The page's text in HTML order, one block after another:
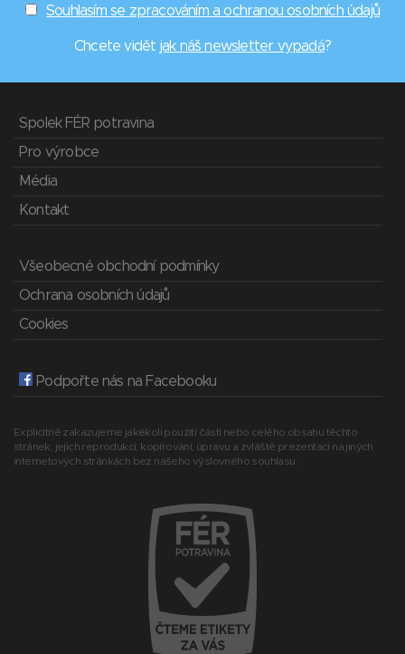
Souhlasím se zpracováním a ochranou osobních údajů
Chcete vidět jak náš newsletter vypadá?
Spolek FÉR potravina
Pro výrobce
Média
Kontakt
Všeobecné obchodní podmínky
Ochrana osobních údajů
Cookies
Podpořte nás na Facebooku
Explicitně zakazujeme jakékoli použití části nebo celého obsahu těchto
stránek, jejich reprodukci, kopírování, úpravu a zvláště prezentaci na jiných
internetových stránkách bez našeho výslovného souhlasu.